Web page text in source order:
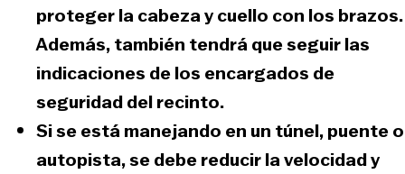
proteger la cabeza y cuello con los brazos.
Además, también tendrá que seguir las
indicaciones de los encargados de
seguridad del recinto.
Si se está manejando en un túnel, puente o
autopista,se debe reducir la velocidad y